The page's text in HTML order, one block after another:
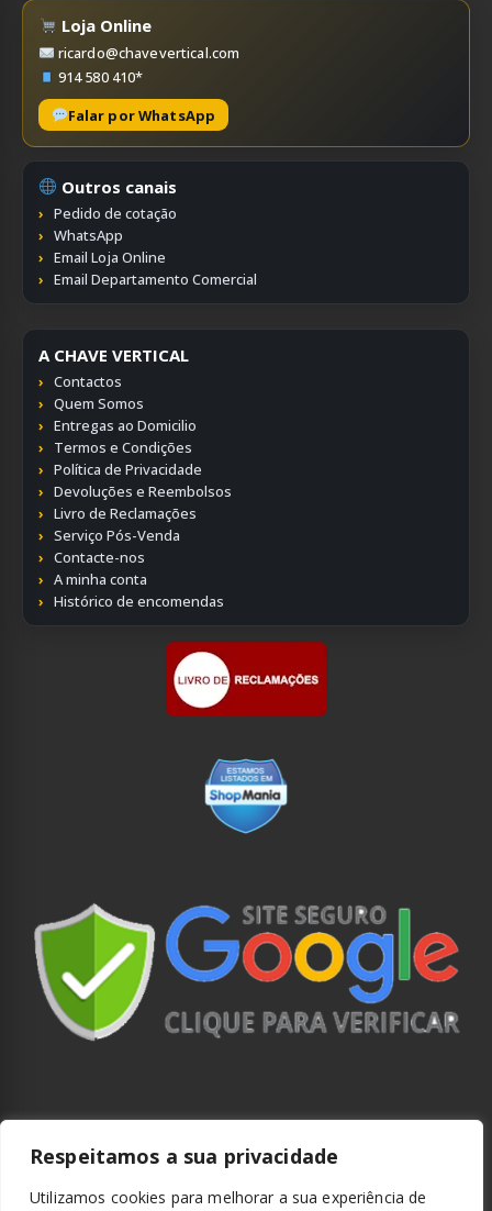
Respeitamos a sua privacidade
Utilizamos cookies para melhorar a sua experiência de
Loja Online
ricardo@chavevertical.com
914 580 410*
Falar por WhatsApp
Outros canais
Pedido de cotação
WhatsApp
Email Loja Online
Email Departamento Comercial
A CHAVE VERTICAL
Contactos
Quem Somos
Entregas ao Domicilio
Termos e Condições
Política de Privacidade
Devoluções e Reembolsos
Livro de Reclamações
Serviço Pós-Venda
Contacte-nos
A minha conta
Histórico de encomendas